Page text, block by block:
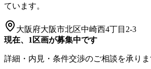
ています。
大阪府大阪市北区中崎西4丁目2-3
現在、1区画が募集中です
詳細・内見・条件交渉のご相談を承りま